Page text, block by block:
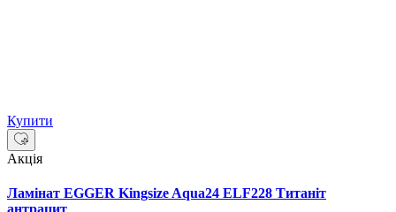
Купити
Акція
Ламінат EGGER Kingsize Aqua24 ELF228 Титаніт